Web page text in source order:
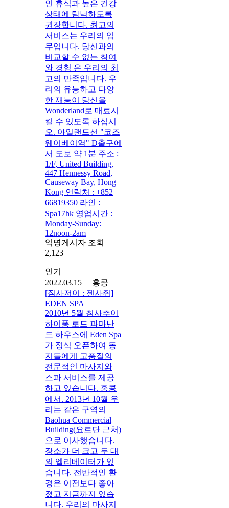
인 휴식과 높은 건강
상태에 탐닉하도록
권장합니다. 최고의
서비스는 우리의 임
무입니다. 당신과의
비교할 수 없는 참여
와 경험 은 우리의 최
고의 만족입니다. 우
리의 유능하고 다양
한 재능이 당신을
Wonderland로 매료시
킬 수 있도록 하십시
오. 아일랜드선 "코즈
웨이베이역" D출구에
서 도보 약 1분 주소 :
1/F, United Building,
447 Hennessy Road,
Causeway Bay, Hong
Kong 연락처 : +852
66819350 라인 :
Spa17hk 영업시간 :
Monday-Sunday:
12noon-2am
익명게시자 조회
2,123
인기
2022.03.15 홍콩
[짐사저이 : 젠사쥐]
EDEN SPA
2010년 5월 침사추이
하이퐁 로드 파마난
드 하우스에 Eden Spa
가 정식 오픈하여 동
지들에게 고품질의
전문적인 마사지와
스파 서비스를 제공
하고 있습니다. 홍콩
에서. 2013년 10월 우
리는 같은 구역의
Baohua Commercial
Building(요르단 근처)
으로 이사했습니다.
장소가 더 크고 두 대
의 엘리베이터가 있
습니다. 전반적인 환
경은 이전보다 좋아
졌고 지금까지 있습
니다. 우리의 마사지